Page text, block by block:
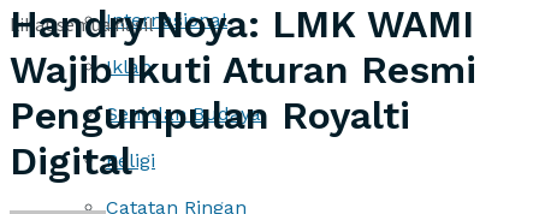
Internasional
Iklan
Seni dan Budaya
Religi
Catatan Ringan
Lihat semua hasil
Handry Noya: LMK WAMI
Wajib Ikuti Aturan Resmi
Pengumpulan Royalti
Digital